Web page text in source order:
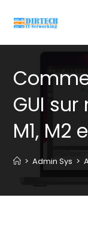
GUI
M1, M2
> Admin Sys >